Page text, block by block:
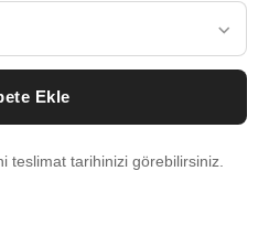
Ekle
teslimat tarihinizi görebilirsiniz.